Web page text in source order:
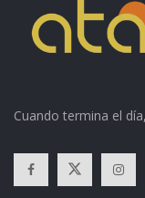
Cuando termina el